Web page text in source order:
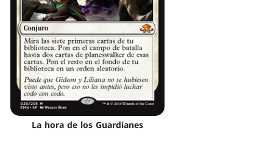
La hora de los Guardianes